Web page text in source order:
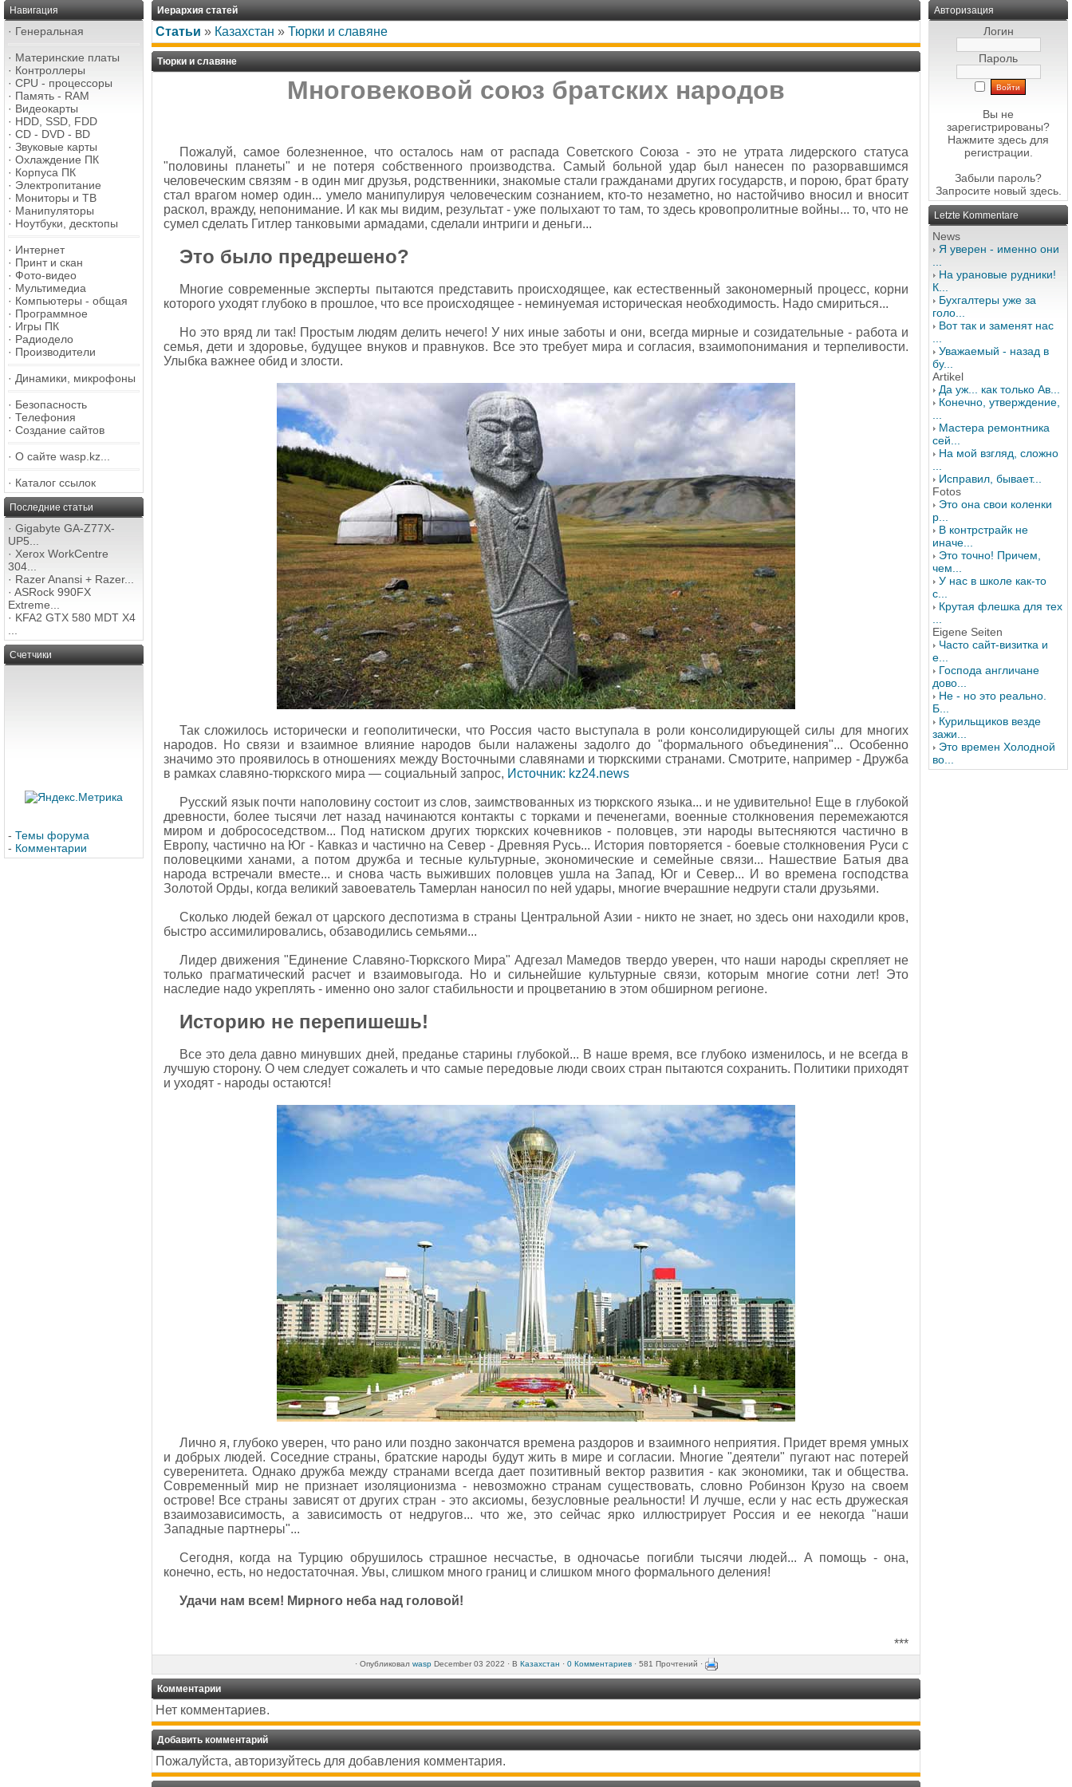
Навигация
· Генеральная
· Материнские платы
· Контроллеры
· CPU - процессоры
· Память - RAM
· Видеокарты
· HDD, SSD, FDD
· CD - DVD - BD
· Звуковые карты
· Охлаждение ПК
· Корпуса ПК
· Электропитание
· Мониторы и ТВ
· Манипуляторы
· Ноутбуки, десктопы
· Интернет
· Принт и скан
· Фото-видео
· Мультимедиа
· Компьютеры - общая
· Программное
· Игры ПК
· Радиодело
· Производители
· Динамики, микрофоны
· Безопасность
· Телефония
· Создание сайтов
· О сайте wasp.kz...
· Каталог ссылок
Последние статьи
· Gigabyte GA-Z77X-
UP5...
· Xerox WorkCentre
304...
· Razer Anansi + Razer...
· ASRock 990FX
Extreme...
· KFA2 GTX 580 MDT X4
Счетчики
- Темы форума
- Комментарии
Иерархия статей
Статьи » Казахстан » Тюрки и славяне
Тюрки и славяне
Многовековой союз братских народов
Пожалуй, самое болезненное, что осталось нам от распада Советского Союза - это не утрата лидерского статуса
"половины планеты" и не потеря собственного производства. Самый больной удар был нанесен по разорвавшимся
человеческим связям - в один миг друзья, родственники, знакомые стали гражданами других государств, и порою, брат брату
стал врагом номер один... умело манипулируя человеческим сознанием, кто-то незаметно, но настойчиво вносил и вносит
раскол, вражду, непонимание. И как мы видим, результат - уже полыхают то там, то здесь кровопролитные войны... то, что не
сумел сделать Гитлер танковыми армадами, сделали интриги и деньги...
Это было предрешено?
Многие современные эксперты пытаются представить происходящее, как естественный закономерный процесс, корни
которого уходят глубоко в прошлое, что все происходящее - неминуемая историческая необходимость. Надо смириться...
Но это вряд ли так! Простым людям делить нечего! У них иные заботы и они, всегда мирные и созидательные - работа и
семья, дети и здоровье, будущее внуков и правнуков. Все это требует мира и согласия, взаимопонимания и терпеливости.
Улыбка важнее обид и злости.
Так сложилось исторически и геополитически, что Россия часто выступала в роли консолидирующей силы для многих
народов. Но связи и взаимное влияние народов были налажены задолго до "формального объединения"... Особенно
значимо это проявилось в отношениях между Восточными славянами и тюркскими странами. Смотрите, например - Дружба
в рамках славяно-тюркского мира — социальный запрос, Источник: kz24.news
Русский язык почти наполовину состоит из слов, заимствованных из тюркского языка... и не удивительно! Еще в глубокой
древности, более тысячи лет назад начинаются контакты с торками и печенегами, военные столкновения перемежаются
миром и добрососедством... Под натиском других тюркских кочевников - половцев, эти народы вытесняются частично в
Европу, частично на Юг - Кавказ и частично на Север - Древняя Русь... История повторяется - боевые столкновения Руси с
половецкими ханами, а потом дружба и тесные культурные, экономические и семейные связи... Нашествие Батыя два
народа встречали вместе... и снова часть выживших половцев ушла на Запад, Юг и Север... И во времена господства
Золотой Орды, когда великий завоеватель Тамерлан наносил по ней удары, многие вчерашние недруги стали друзьями.
Сколько людей бежал от царского деспотизма в страны Центральной Азии - никто не знает, но здесь они находили кров,
быстро ассимилировались, обзаводились семьями...
Лидер движения "Единение Славяно-Тюркского Мира" Адгезал Мамедов твердо уверен, что наши народы скрепляет не
только прагматический расчет и взаимовыгода. Но и сильнейшие культурные связи, которым многие сотни лет! Это
наследие надо укреплять - именно оно залог стабильности и процветанию в этом обширном регионе.
Историю не перепишешь!
Все это дела давно минувших дней, преданье старины глубокой... В наше время, все глубоко изменилось, и не всегда в
лучшую сторону. О чем следует сожалеть и что самые передовые люди своих стран пытаются сохранить. Политики приходят
и уходят - народы остаются!
Лично я, глубоко уверен, что рано или поздно закончатся времена раздоров и взаимного неприятия. Придет время умных
и добрых людей. Соседние страны, братские народы будут жить в мире и согласии. Многие "деятели" пугают нас потерей
суверенитета. Однако дружба между странами всегда дает позитивный вектор развития - как экономики, так и общества.
Современный мир не признает изоляционизма - невозможно странам существовать, словно Робинзон Крузо на своем
острове! Все страны зависят от других стран - это аксиомы, безусловные реальности! И лучше, если у нас есть дружеская
взаимозависимость, а зависимость от недругов... что же, это сейчас ярко иллюстрирует Россия и ее некогда "наши
Западные партнеры"...
Сегодня, когда на Турцию обрушилось страшное несчастье, в одночасье погибли тысячи людей... А помощь - она,
конечно, есть, но недостаточная. Увы, слишком много границ и слишком много формального деления!
Удачи нам всем! Мирного неба над головой!
***
· Опубликовал waspDecember 03 2022 · В Казахстан · 0 Комментариев· 581 Прочтений ·
Комментарии
Нет комментариев.
Добавить комментарий
Пожалуйста, авторизуйтесь для добавления комментария.
Авторизация
Логин
Пароль
Вы не
зарегистрированы?
Нажмите здесь для
регистрации.
Забыли пароль?
Запросите новый здесь.
Letzte Kommentare
News
Я уверен - именно они
На урановые рудники!
К...
Бухгалтеры уже за
голо...
Вот так и заменят нас
Уважаемый - назад в
бу...
Artikel
Да уж... как только Ав...
Конечно, утверждение,
Мастера ремонтника
сей...
На мой взгляд, сложно
Исправил, бывает...
Fotos
Это она свои коленки
р...
В контрстрайк не
иначе...
Это точно! Причем,
чем...
У нас в школе как-то
с...
Крутая флешка для тех
Eigene Seiten
Часто сайт-визитка и
е...
Господа англичане
дово...
Не - но это реально.
Б...
Курильщиков везде
зажи...
Это времен Холодной
во...